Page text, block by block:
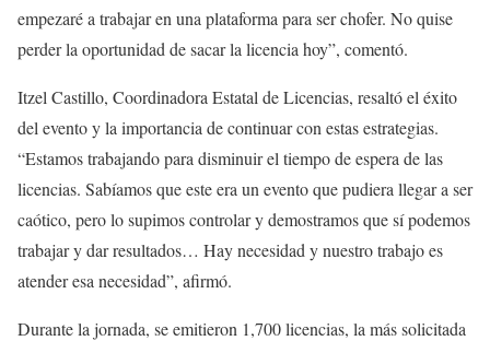
empezaré a trabajar en una plataforma para ser chofer. No quise
perder la oportunidad de sacar la licencia hoy”, comentó.
Itzel Castillo, Coordinadora Estatal de Licencias, resaltó el éxito
del evento y la importancia de continuar con estas estrategias.
“Estamos trabajando para disminuir el tiempo de espera de las
licencias. Sabíamos que este era un evento que pudiera llegar a ser
caótico, pero lo supimos controlar y demostramos que sí podemos
trabajar y dar resultados… Hay necesidad y nuestro trabajo es
atender esa necesidad”, afirmó.
Durante la jornada, se emitieron 1,700 licencias, la más solicitada